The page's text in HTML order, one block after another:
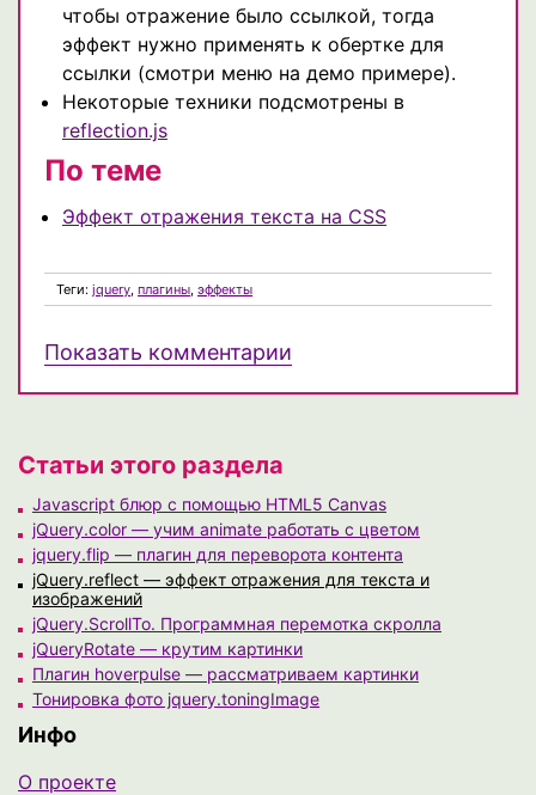
чтобы отражение было ссылкой, тогда
эффект нужно применять к обертке для
ссылки (смотри меню на демо примере).
Некоторые техники подсмотрены в
reflection.js
По теме
Эффект отражения текста на CSS
Теги: jquery, плагины, эффекты
Показать комментарии
Статьи этого раздела
Javascript блюр с помощью HTML5 Canvas
jQuery.color — учим animate работать с цветом
jquery.flip — плагин для переворота контента
jQuery.reflect — эффект отражения для текста и
изображений
jQuery.ScrollTo. Программная перемотка скролла
jQueryRotate — крутим картинки
Плагин hoverpulse — рассматриваем картинки
Тонировка фото jquery.toningImage
Инфо
О проекте